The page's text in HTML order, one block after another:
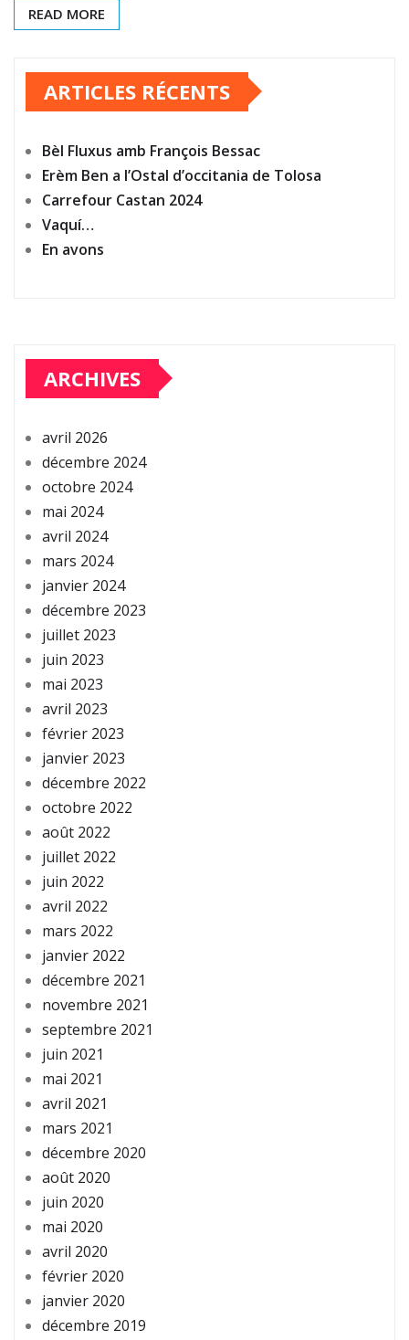
READ MORE
ARTICLES RÉCENTS
Bèl Fluxus amb François Bessac
Erèm Ben a l’Ostal d’occitania de Tolosa
Carrefour Castan 2024
Vaquí…
En avons
ARCHIVES
avril 2026
décembre 2024
octobre 2024
mai 2024
avril 2024
mars 2024
janvier 2024
décembre 2023
juillet 2023
juin 2023
mai 2023
avril 2023
février 2023
janvier 2023
décembre 2022
octobre 2022
août 2022
juillet 2022
juin 2022
avril 2022
mars 2022
janvier 2022
décembre 2021
novembre 2021
septembre 2021
juin 2021
mai 2021
avril 2021
mars 2021
décembre 2020
août 2020
juin 2020
mai 2020
avril 2020
février 2020
janvier 2020
décembre 2019